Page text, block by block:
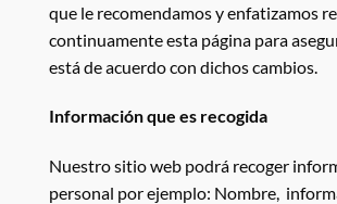
que le recomendamos y enfatizamos
continuamente esta página para
está de acuerdo con dichos cambios.
Información que es recogida
Nuestro sitio web podrá recoger
personal por ejemplo: Nombre,